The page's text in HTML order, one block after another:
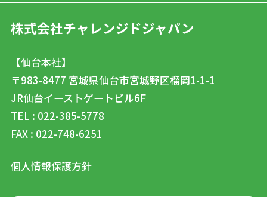
株式会社チャレンジドジャパン
【仙台本社】
〒983-8477 宮城県仙台市宮城野区榴岡1-1-1
JR仙台イーストゲートビル6F
TEL : 022-385-5778
FAX : 022-748-6251
個人情報保護方針